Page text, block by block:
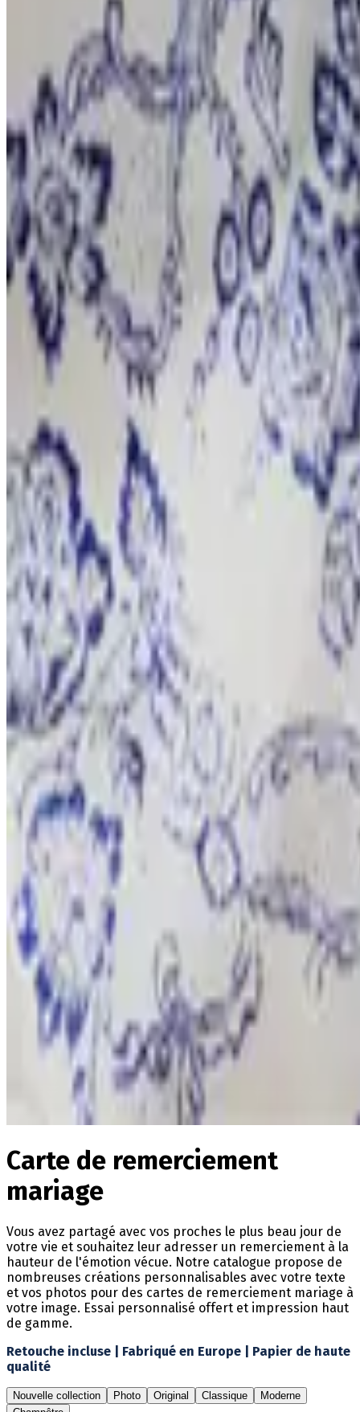
Carte de remerciement
mariage
Vous avez partagé avec vos proches le plus beau jour de
votre vie et souhaitez leur adresser un remerciement à la
hauteur de l'émotion vécue. Notre catalogue propose de
nombreuses créations personnalisables avec votre texte
et vos photos pour des cartes de remerciement mariage à
votre image. Essai personnalisé offert et impression haut
de gamme.
Retouche incluse | Fabriqué en Europe | Papier de haute
qualité
Nouvelle collection Photo Original Classique
Moderne